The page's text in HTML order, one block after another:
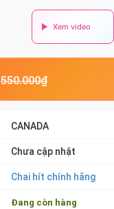
550.000₫
CANADA
Chưa cập nhật
Chai hít chính hãng
Đang còn hàng